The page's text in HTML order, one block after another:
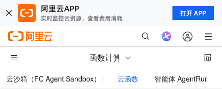
打开 APP
函数计算
云沙箱（FC Agent Sandbox） 云函数 智能体 AgentRun